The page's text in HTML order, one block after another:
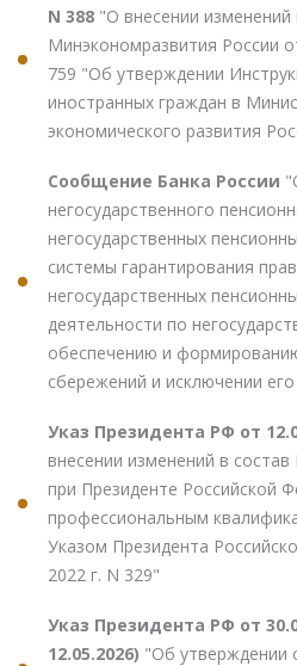
N 388 "О внесении изменений
Минэкономразвития России
759 "Об утверждении
иностранных граждан в
экономического развития
Сообщение Банка России
негосударственного
негосударственных
системы гарантирования
негосударственных
деятельности по
обеспечению и
сбережений и исключении
Указ Президента РФ от
внесении изменений в
при Президенте Российской
профессиональным
Указом Президента
2022 г. N 329"
Указ Президента РФ от
12.05.2026) "Об утверждении